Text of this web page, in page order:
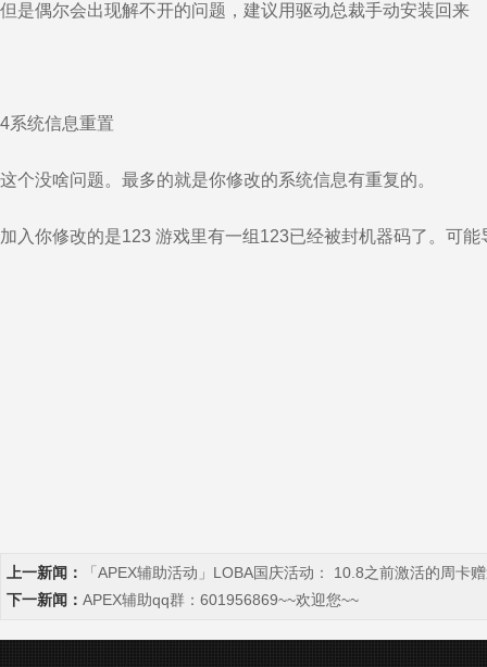
但是偶尔会出现解不开的问题，建议用驱动总裁手动安装回来
4系统信息重置
这个没啥问题。最多的就是你修改的系统信息有重复的。
加入你修改的是123 游戏里有一组123已经被封机器码了。可能
上一新闻：
「APEX辅助活动」LOBA国庆活动： 10.8之前激活的周卡
下一新闻： APEX辅助qq群：601956869~~欢迎您~~